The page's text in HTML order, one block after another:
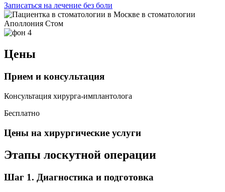
Записаться на лечение без боли
Цены
Прием и консультация
Консультация хирурга-имплантолога
Бесплатно
Цены на хирургические услуги
Этапы лоскутной операции
Шаг 1. Диагностика и подготовка